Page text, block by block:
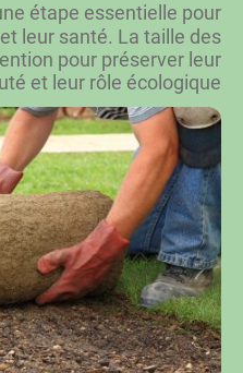
étape essentielle pour
leur santé. La taille des
pour préserver leur
et leur rôle écologique